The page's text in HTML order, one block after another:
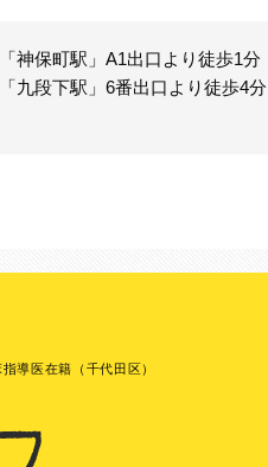
神保町駅」A1出口より徒歩1分
九段下駅」6番出口より徒歩4分
導医在籍（千代田区）